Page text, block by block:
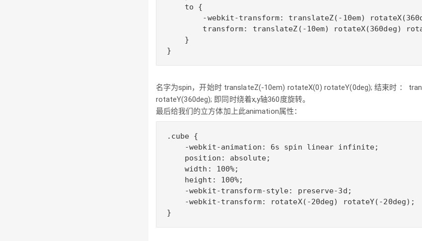
    to {
-webkit-transform: translateZ(-10em)
transform: translateZ(-10em) rotateX(360deg)
    }
}
名字为spin，开始时 translateZ(-10em) rotateX(0) rotateY(0deg); 结束时 ：
rotateY(360deg); 即同时绕着x,y轴360度旋转。
最后给我们的立方体加上此animation属性：
.cube {
    -webkit-animation: 6s spin linear infinite;
    position: absolute;
    width: 100%;
    height: 100%;
    -webkit-transform-style: preserve-3d;
    -webkit-transform: rotateX(-20deg) rotateY(-20deg);
}